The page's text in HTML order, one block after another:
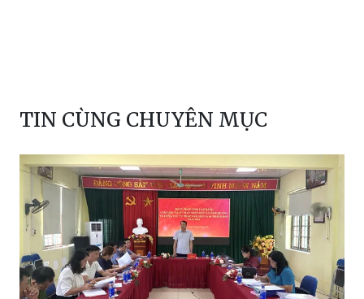
TIN CÙNG CHUYÊN MỤC